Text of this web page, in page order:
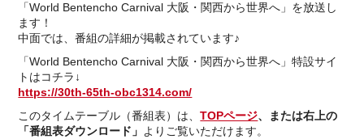
「World Bentencho Carnival 大阪・関西から世界へ」を放送し
ます！
中面では、番組の詳細が掲載されています♪
「World Bentencho Carnival 大阪・関西から世界へ」特設サイ
トはコチラ↓
https://30th-65th-obc1314.com/
このタイムテーブル（番組表）は、TOPページ、または右上の
「番組表ダウンロード」 よりご覧いただけます。